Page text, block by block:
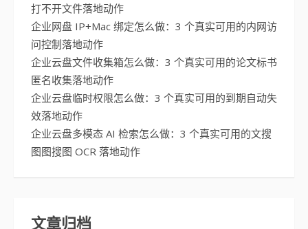
打不开文件落地动作
企业网盘 IP+Mac 绑定怎么做：3 个真实可用的内网访
问控制落地动作
企业云盘文件收集箱怎么做：3 个真实可用的论文标书
匿名收集落地动作
企业云盘临时权限怎么做：3 个真实可用的到期自动失
效落地动作
企业云盘多模态 AI 检索怎么做：3 个真实可用的文搜
图图搜图 OCR 落地动作
文章归档